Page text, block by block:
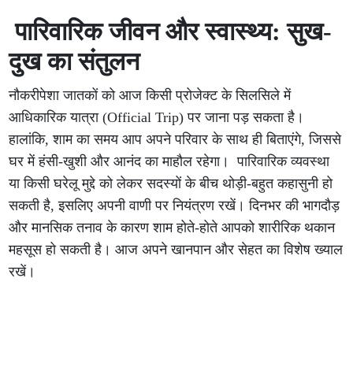
पारिवारिक जीवन और स्वास्थ्य: सुख-
दुख का संतुलन
नौकरीपेशा जातकों को आज किसी प्रोजेक्ट के सिलसिले में
आधिकारिक यात्रा (Official Trip) पर जाना पड़ सकता है।
हालांकि, शाम का समय आप अपने परिवार के साथ ही बिताएंगे, जिससे
घर में हंसी-खुशी और आनंद का माहौल रहेगा। पारिवारिक व्यवस्था
या किसी घरेलू मुद्दे को लेकर सदस्यों के बीच थोड़ी-बहुत कहासुनी हो
सकती है, इसलिए अपनी वाणी पर नियंत्रण रखें। दिनभर की भागदौड़
और मानसिक तनाव के कारण शाम होते-होते आपको शारीरिक थकान
महसूस हो सकती है। आज अपने खानपान और सेहत का विशेष ख्याल
रखें।